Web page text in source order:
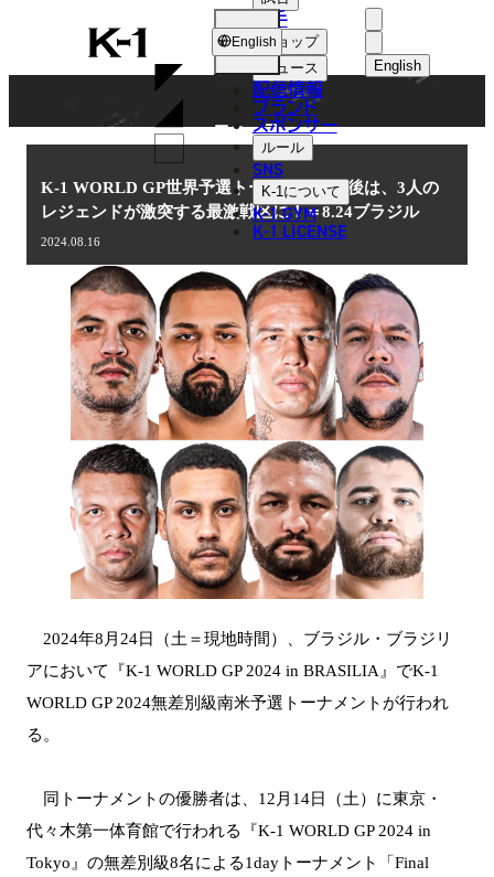
K-
1
English
한국어
中文（繁體
選手
ショップ
ニュース
配信情報
ブランド
スポンサー
ルール
SNS
K-1について
K-1 GYM
K-1 LICENSE
English
NEWS
ニュース
K-1 WORLD GP世界予選トーナメント最後は、3人の
レジェンドが激突する最激戦区に！＝8.24ブラジル
2024.08.16
2024年8月24日（土＝現地時間）、ブラジル・ブラジリ
アにおいて『K-1 WORLD GP 2024 in BRASILIA』でK-1
WORLD GP 2024無差別級南米予選トーナメントが行われ
る。
同トーナメントの優勝者は、12⽉14⽇（土）に東京・
代々⽊第⼀体育館で⾏われる『K-1 WORLD GP 2024 in
Tokyo』の無差別級8名による1dayトーナメント「Final